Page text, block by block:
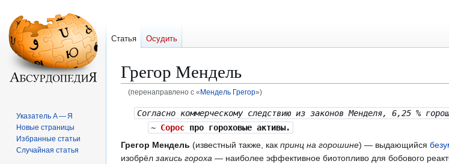
Грегор Мендель
(перенаправлено с « Мендель Грегор»)
Перейти
Перейти
Согласно коммерческому следствию из законов Менделя, 6,25 %
~ Сороспро гороховые активы.
Грегор Мендель (известный также, как принц на горошине) — выдающийся
изобрёл закись гороха — наиболее эффективное биотопливо для бобового
Статья Осудить
Указатель А — Я
Новые страницы
Избранные статьи
Случайная статья